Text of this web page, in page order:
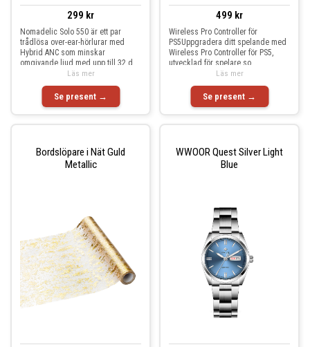
299 kr
Nomadelic Solo 550 är ett par
trådlösa over-ear-hörlurar med
Hybrid ANC som minskar
omgivande ljud med upp till 32 d
Se present →
Läs mer
499 kr
Wireless Pro Controller för
PS5Uppgradera ditt spelande med
Wireless Pro Controller för PS5,
utvecklad för spelare so
Se present →
Läs mer
Bordslöpare i Nät Guld
Metallic
WWOOR Quest Silver Light
Blue